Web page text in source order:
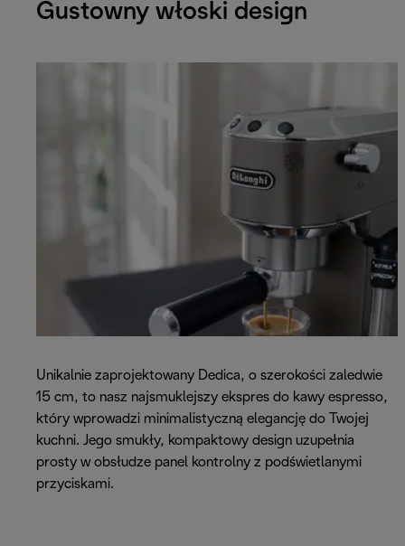
Gustowny włoski design
Unikalnie zaprojektowany Dedica, o szerokości zaledwie
15 cm, to nasz najsmuklejszy ekspres do kawy espresso,
który wprowadzi minimalistyczną elegancję do Twojej
kuchni. Jego smukły, kompaktowy design uzupełnia
prosty w obsłudze panel kontrolny z podświetlanymi
przyciskami.